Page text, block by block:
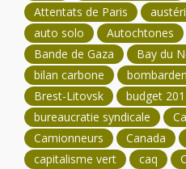
Attentats de Paris
auto solo
Autochtones
Bande de Gaza
Bay du
bilan carbone
Brest-Litovsk
budget
bureaucratie syndicale
Camionneurs
Canada
capitalisme vert
caq